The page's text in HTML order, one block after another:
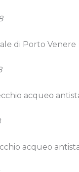
di Porto Venere
acqueo
acqueo